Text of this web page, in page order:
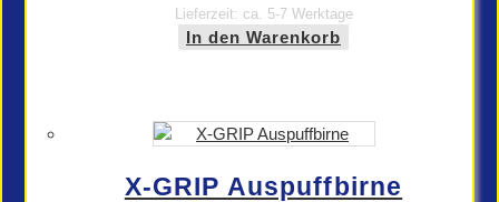
Lieferzeit: ca. 5-7 Werktage
In den Warenkorb
X-GRIP Auspuffbirne